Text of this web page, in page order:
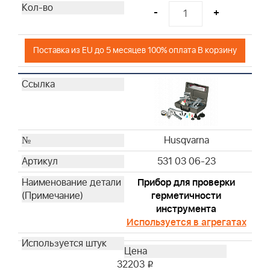
Husqvarna
Husqvarna
Husqvarna
Husqvarna
Husqvarna
Husqvarna
Husqvarna
Husqvarna
Husqvarna
Husqvarna
Husqvarna
Husqvarna
Husqvarna
Husqvarna
- +
Поставка из EU до 5 месяцев 100% оплата В корзину
Husqvarna
531 03 06-23
Прибор для проверки
герметичности
инструмента
Используется в агрегатах
32203 i